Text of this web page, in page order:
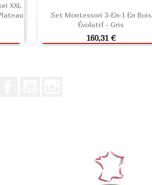
XXL
Set Montessori 3-En-1 En Bois
Évolutif - Gris
Prix
160,31 €
AJOUTER AU PANIER